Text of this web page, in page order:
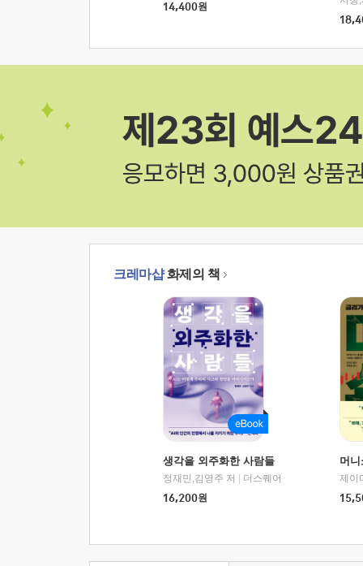
14,400원
크레마샵화제의 책
생각을 외주화한 사람들
정재민,김영주 저
더스퀘어
16,200원
머